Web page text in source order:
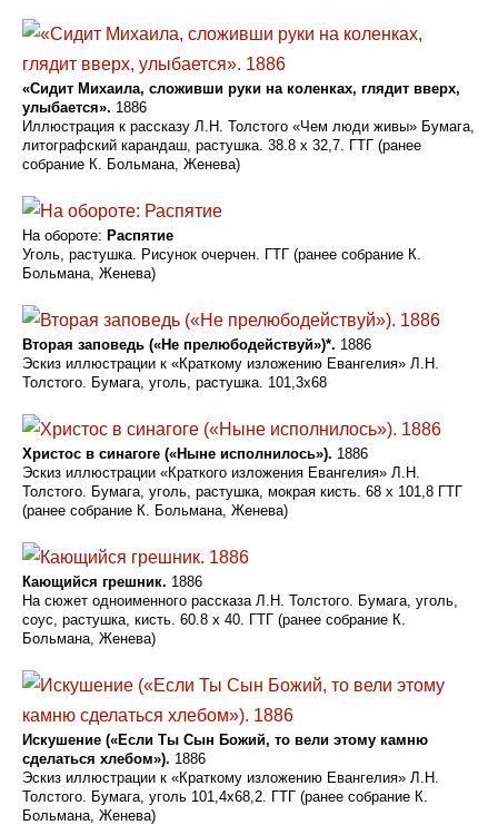
«Сидит Михаила, сложивши руки на коленках, глядит вверх,
улыбается». 1886
Иллюстрация к рассказу Л.Н. Толстого «Чем люди живы» Бумага,
литографский карандаш, растушка. 38.8 х 32,7. ГТГ (ранее
собрание К. Больмана, Женева)
На обороте: Распятие
Уголь, растушка. Рисунок очерчен. ГТГ (ранее собрание К.
Больмана, Женева)
Вторая заповедь («Не прелюбодействуй»)*. 1886
Эскиз иллюстрации к «Краткому изложению Евангелия» Л.Н.
Толстого. Бумага, уголь, растушка. 101,3x68
Христос в синагоге («Ныне исполнилось»). 1886
Эскиз иллюстрации «Краткого изложения Евангелия» Л.Н.
Толстого. Бумага, уголь, растушка, мокрая кисть. 68 х 101,8 ГТГ
(ранее собрание К. Больмана, Женева)
Кающийся грешник. 1886
На сюжет одноименного рассказа Л.Н. Толстого. Бумага, уголь,
соус, растушка, кисть. 60.8 х 40. ГТГ (ранее собрание К.
Больмана, Женева)
Искушение («Если Ты Сын Божий, то вели этому камню
сделаться хлебом»). 1886
Эскиз иллюстрации к «Краткому изложению Евангелия» Л.Н.
Толстого. Бумага, уголь 101,4x68,2. ГТГ (ранее собрание К.
Больмана, Женева)